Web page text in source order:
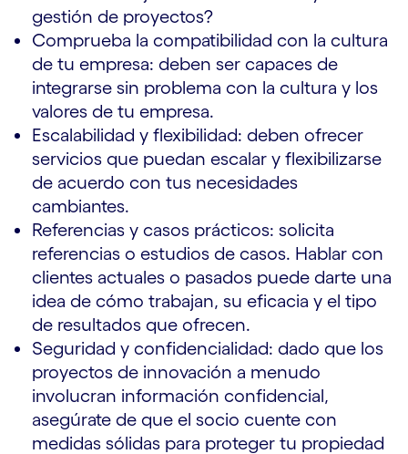
gestión de proyectos?
Comprueba la compatibilidad con la cultura
de tu empresa: deben ser capaces de
integrarse sin problema con la cultura y los
valores de tu empresa.
Escalabilidad y flexibilidad: deben ofrecer
servicios que puedan escalar y flexibilizarse
de acuerdo con tus necesidades
cambiantes.
Referencias y casos prácticos: solicita
referencias o estudios de casos. Hablar con
clientes actuales o pasados puede darte una
idea de cómo trabajan, su eficacia y el tipo
de resultados que ofrecen.
Seguridad y confidencialidad: dado que los
proyectos de innovación a menudo
involucran información confidencial,
asegúrate de que el socio cuente con
medidas sólidas para proteger tu propiedad